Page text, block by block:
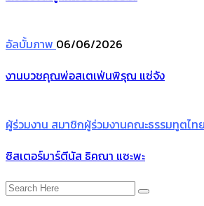
อัลบั้มภาพ 06/06/2026
งานบวชคุณพ่อสเตเฟ่นพิรุณ แซ่จัง
ผู้ร่วมงาน สมาชิกผู้ร่วมงานคณะธรรมทูตไทย
ซิสเตอร์มาร์ตีนัส ธิคณา แซะพะ